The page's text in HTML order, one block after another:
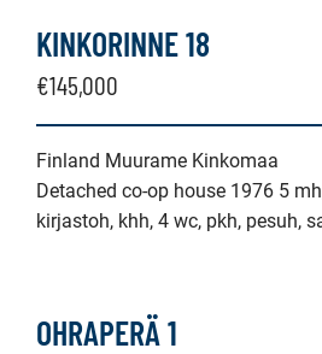
KINKORINNE 18
€145,000
Finland Muurame Kinkomaa
Detached co-op house 1976 5
kirjastoh, khh, 4 wc, pkh, pesuh,
OHRAPERÄ 1